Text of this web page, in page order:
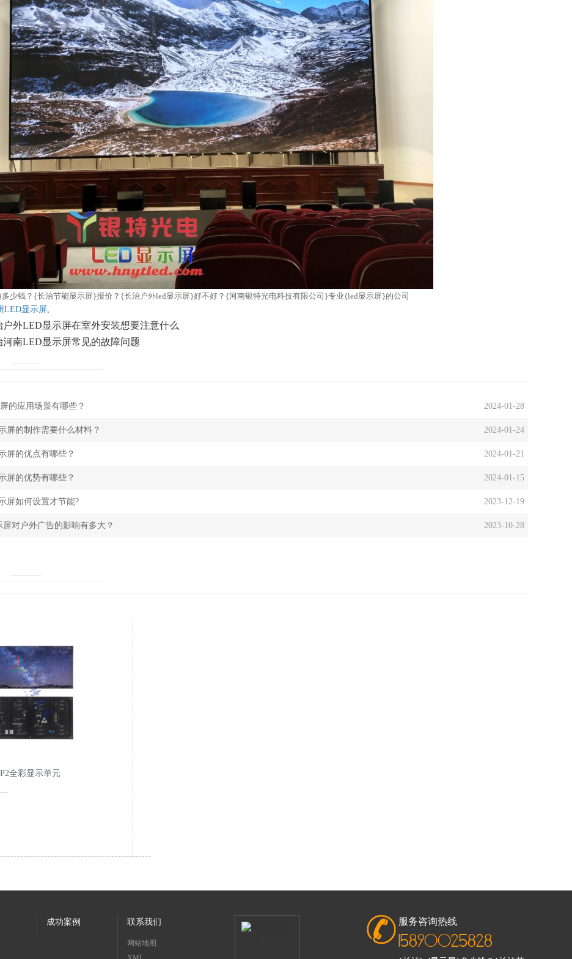
少钱？{长治节能显示屏}报价？{长治户外led显示屏}好不好？{河南银特光电科技有限公司}专业{led显示屏}的公司
LED显示屏,
户外LED显示屏在室外安装想要注意什么
河南LED显示屏常见的故障问题
的应用场景有哪些？ 2024-01-28
屏的制作需要什么材料？ 2024-01-24
屏的优点有哪些？ 2024-01-21
屏的优势有哪些？ 2024-01-15
屏如何设置才节能? 2023-12-19
屏对户外广告的影响有多大？ 2023-10-28
全彩显示单元
成功案例 联系我们
网站地图
服务咨询热线
15890025828